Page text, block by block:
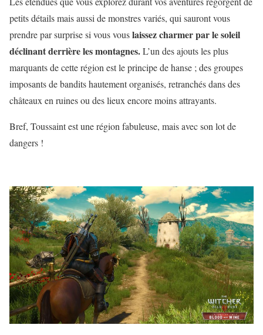
petits détails mais aussi de monstres variés, qui sauront vous
prendre par surprise si vous vouslaissez charmer par le soleil
déclinant derrière les montagnes.L’un des ajouts les plus
marquants de cette région est le principe de hanse ; des groupes
imposants de bandits hautement organisés, retranchés dans des
châteaux en ruines ou des lieux encore moins attrayants.
Bref, Toussaint est une région fabuleuse, mais avec son lot de
dangers !